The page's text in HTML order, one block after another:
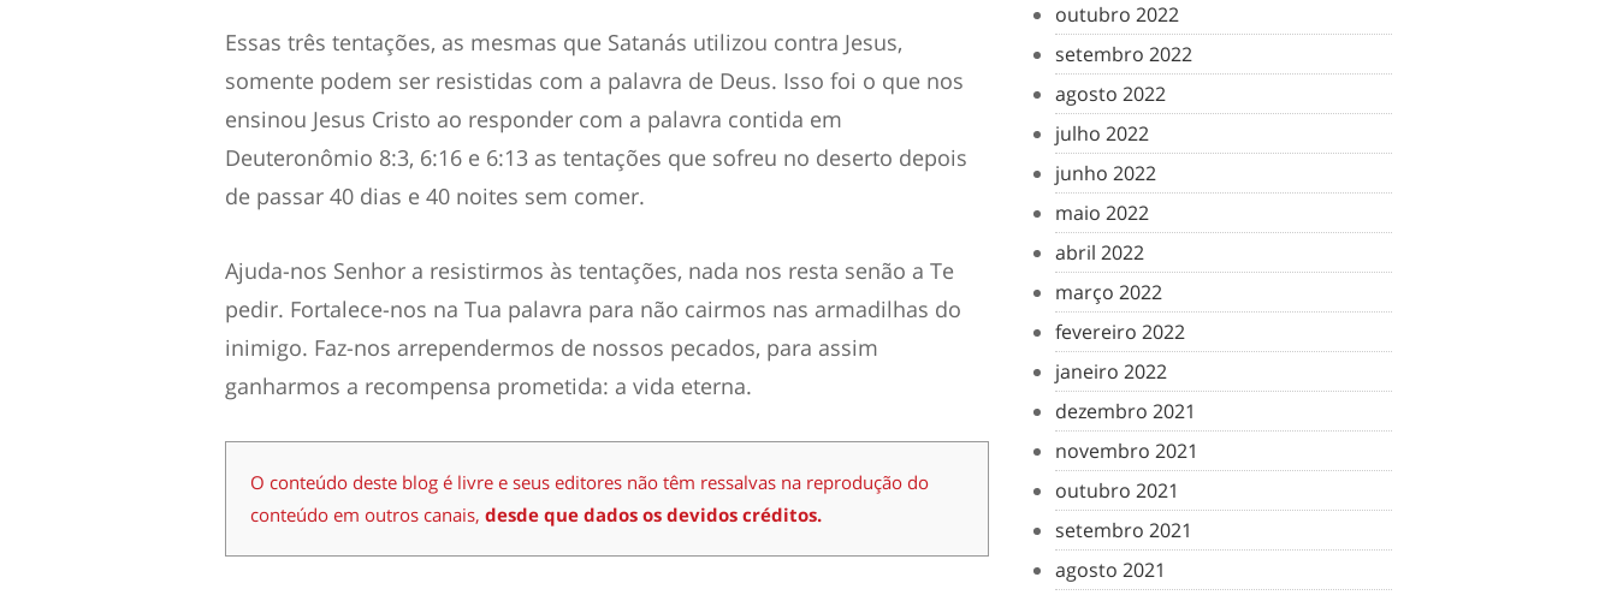
Essas três tentações, as mesmas que Satanás utilizou contra Jesus,
somente podem ser resistidas com a palavra de Deus. Isso foi o que nos
ensinou Jesus Cristo ao responder com a palavra contida em
Deuteronômio 8:3, 6:16 e 6:13 as tentações que sofreu no deserto depois
de passar 40 dias e 40 noites sem comer.
Ajuda-nos Senhor a resistirmos às tentações, nada nos resta senão a Te
pedir. Fortalece-nos na Tua palavra para não cairmos nas armadilhas do
inimigo. Faz-nos arrependermos de nossos pecados, para assim
ganharmos a recompensa prometida: a vida eterna.
O conteúdo deste blog é livre e seus editores não têm ressalvas na reprodução do
conteúdo em outros canais, desde que dados os devidos créditos.
outubro 2022
setembro 2022
agosto 2022
julho 2022
junho 2022
maio 2022
abril 2022
março 2022
fevereiro 2022
janeiro 2022
dezembro 2021
novembro 2021
outubro 2021
setembro 2021
agosto 2021